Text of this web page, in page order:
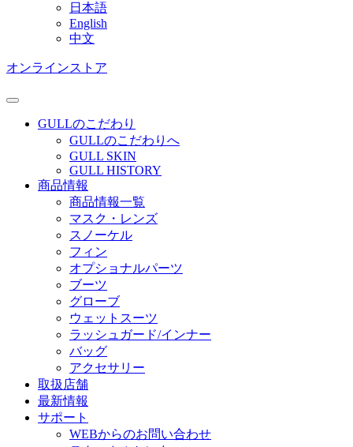
日本語
English
中文
オンラインストア
GULLのこだわり
GULLのこだわりへ
GULL SKIN
GULL HISTORY
商品情報
商品情報一覧
マスク・レンズ
スノーケル
フィン
オプショナルパーツ
ブーツ
グローブ
ウェットスーツ
ラッシュガード/インナー
バッグ
アクセサリー
取扱店舗
最新情報
サポート
WEBからのお問い合わせ